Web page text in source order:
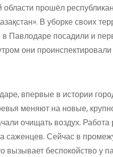
области прошёл
В уборке своих
в Павлодаре посадили и
они проинспектировали
впервые в истории
меняют на новые,
очищать воздух.
саженцев. Сейчас в
вызывает беспокойство у